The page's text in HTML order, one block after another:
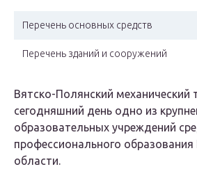
Перечень основных средств
Перечень зданий и сооружений
Вятско-Полянский механический
сегодняшний день одно из
образовательных учреждений
профессионального образования
области.